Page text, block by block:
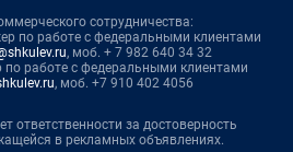
сотрудничества:
по работе с федеральными клиентами
, моб. + 7 982 640 34 32
по работе с федеральными клиентами
, моб. +7 910 402 4056
ответственности за достоверность
в рекламных объявлениях.